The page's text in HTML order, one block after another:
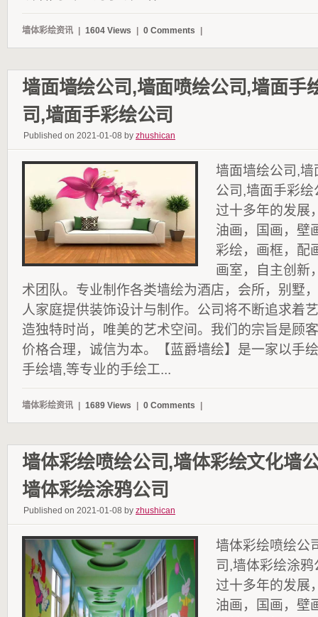
墙体彩绘资讯 1604 Views 0 Comments
墙面墙绘公司,墙面喷绘公司,墙面手
司,墙面手彩绘公司
Published on 2021-01-08 by zhushican
墙面墙绘公司,
公司,墙面手彩
过十多年的发展
油画，国画，壁
彩绘，画框，配
画室，自主创新
术团队。专业制作各类墙绘为酒店，会所，别墅
人家庭提供装饰设计与制作。公司将不断追求着
造独特时尚，唯美的艺术空间。我们的宗旨是顾
价格合理，诚信为本。【蓝爵墙绘】是一家以手
手绘墙,等专业的手绘工...
墙体彩绘资讯 1689 Views 0 Comments
墙体彩绘喷绘公司,墙体彩绘文化墙
墙体彩绘涂鸦公司
Published on 2021-01-08 by zhushican
墙体彩绘喷绘公
司,墙体彩绘涂
过十多年的发展
油画，国画，壁